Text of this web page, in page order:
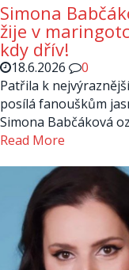
Simona
žije v
kdy dřív!
18.6.2026
0
Patřila k
posílá fanouškům
Simona Babčáková
Read More